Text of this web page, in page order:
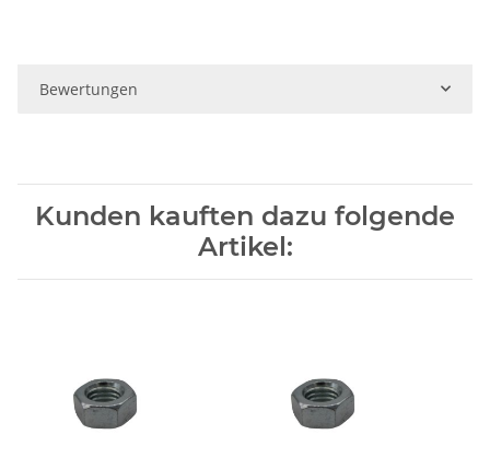
Bewertungen
Kunden kauften dazu folgende
Artikel: